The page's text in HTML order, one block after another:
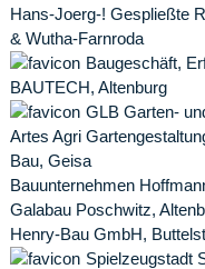
Hans-Joerg-! Gespließte
& Wutha-Farnroda
Baugeschäft,
BAUTECH, Altenburg
GLB Garten-
Artes Agri
Bau, Geisa
Bauunternehmen
Galabau Poschwitz,
Henry-Bau GmbH,
Spielzeugstadt